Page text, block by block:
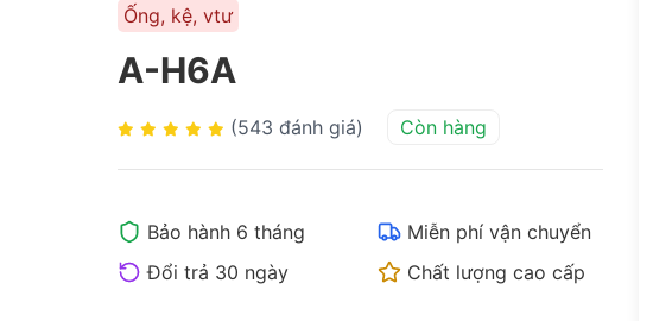
Ống, kệ, vtư
A-H6A
(543 đánh giá) Còn hàng
Bảo hành 6 tháng
Miễn phí vận chuyển
Đổi trả 30 ngày
Chất lượng cao cấp